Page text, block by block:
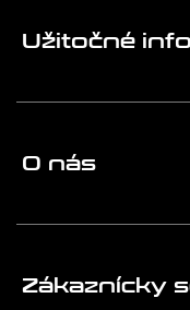
Užitočné
O nás
Zákaznícky